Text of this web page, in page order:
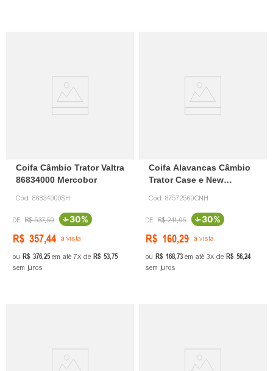
Coifa Câmbio Trator Valtra
86834000 Mercobor
Cód: 86834000SH
R$ 537,50 -30%
R$ 357,44 à vista
ou R$ 37625 em até7 de R$ 5375
sem juros
Coifa Alavancas Câmbio
Trator Case e New
Cód: 87572560CNH
R$ 241,05 -30%
R$ 160,29 à vista
ou R$ 16873 em até 3 de R$ 5624
sem juros